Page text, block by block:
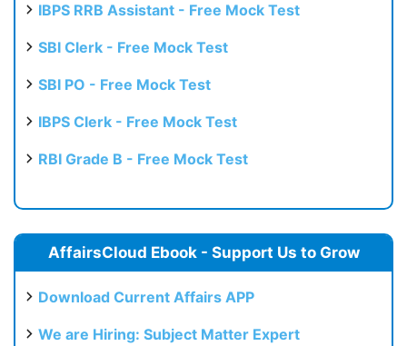
IBPS RRB Assistant - Free Mock Test
SBI Clerk - Free Mock Test
SBI PO - Free Mock Test
IBPS Clerk - Free Mock Test
RBI Grade B - Free Mock Test
AffairsCloud Ebook - Support Us to Grow
Download Current Affairs APP
We are Hiring: Subject Matter Expert